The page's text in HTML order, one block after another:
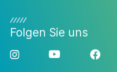
Folgen Sie uns